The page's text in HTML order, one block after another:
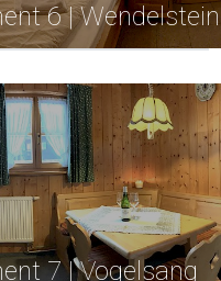
6 | Wendelstein
7 | Vogelsang